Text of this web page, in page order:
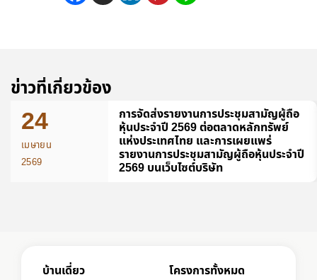
ข่าวที่เกี่ยวข้อง
24
เมษายน
2569
การจัดส่งรายงานการประชุมสามัญผู้ถือ
หุ้นประจำปี 2569 ต่อตลาดหลักทรัพย์
แห่งประเทศไทย และการเผยแพร่
รายงานการประชุมสามัญผู้ถือหุ้นประจำปี
2569 บนเว็บไซต์บริษัท
บ้านเดี่ยว
โครงการทั้งหมด